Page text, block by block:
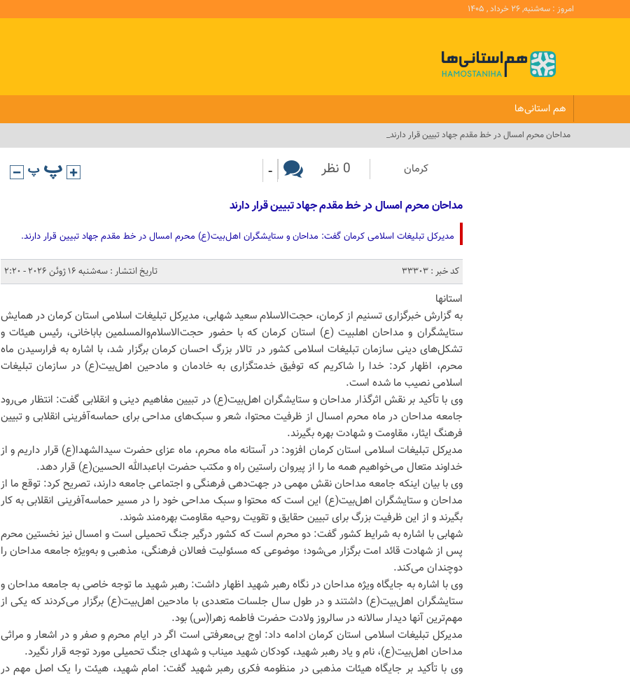
امروز : سه‌شنبه, ۲۶ خرداد , ۱۴۰۵
هم استانی‌ها
مداحان محرم امسال در خط مقدم جهاد تبیین قرار دارند_
کرمان 0 نظر -
مداحان محرم امسال در خط مقدم جهاد تبیین قرار دارند
مدیرکل تبلیغات اسلامی کرمان گفت: مداحان و ستایشگران اهل‌بیت(ع) محرم امسال در خط مقدم جهاد تبیین قرار دارند.
کد خبر : 33303
تاریخ انتشار : سه‌شنبه 16 ژوئن 2026 - 2:20
استانها
به گزارش خبرگزاری تسنیم از کرمان، حجت‌الاسلام سعید شهابی، مدیرکل تبلیغات اسلامی استان کرمان در همایش
ستایشگران و مداحان اهلبیت (ع) استان کرمان که با حضور حجت‌الاسلام‌والمسلمین باباخانی، رئیس هیئات و
تشکل‌های دینی سازمان تبلیغات اسلامی کشور در تالار بزرگ احسان کرمان برگزار شد، با اشاره به فرارسیدن ماه
محرم، اظهار کرد: خدا را شاکریم که توفیق خدمتگزاری به خادمان و مادحین اهل‌بیت(ع) در سازمان تبلیغات
اسلامی نصیب ما شده است.
وی با تأکید بر نقش اثرگذار مداحان و ستایشگران اهل‌بیت(ع) در تبیین مفاهیم دینی و انقلابی گفت: انتظار می‌رود
جامعه مداحان در ماه محرم امسال از ظرفیت محتوا، شعر و سبک‌های مداحی برای حماسه‌آفرینی انقلابی و تبیین
فرهنگ ایثار، مقاومت و شهادت بهره بگیرند.
مدیرکل تبلیغات اسلامی استان کرمان افزود: در آستانه ماه محرم، ماه عزای حضرت سیدالشهدا(ع) قرار داریم و از
خداوند متعال می‌خواهیم همه ما را از پیروان راستین راه و مکتب حضرت اباعبدالله الحسین(ع) قرار دهد.
وی با بیان اینکه جامعه مداحان نقش مهمی در جهت‌دهی فرهنگی و اجتماعی جامعه دارند، تصریح کرد: توقع ما از
مداحان و ستایشگران اهل‌بیت(ع) این است که محتوا و سبک مداحی خود را در مسیر حماسه‌آفرینی انقلابی به کار
بگیرند و از این ظرفیت بزرگ برای تبیین حقایق و تقویت روحیه مقاومت بهره‌مند شوند.
شهابی با اشاره به شرایط کشور گفت: دو محرم است که کشور درگیر جنگ تحمیلی است و امسال نیز نخستین محرم
پس از شهادت قائد امت برگزار می‌شود؛ موضوعی که مسئولیت فعالان فرهنگی، مذهبی و به‌ویژه جامعه مداحان را
دوچندان می‌کند.
وی با اشاره به جایگاه ویژه مداحان در نگاه رهبر شهید اظهار داشت: رهبر شهید ما توجه خاصی به جامعه مداحان و
ستایشگران اهل‌بیت(ع) داشتند و در طول سال جلسات متعددی با مادحین اهل‌بیت(ع) برگزار می‌کردند که یکی از
مهم‌ترین آنها دیدار سالانه در سالروز ولادت حضرت فاطمه زهرا(س) بود.
مدیرکل تبلیغات اسلامی استان کرمان ادامه داد: اوج بی‌معرفتی است اگر در ایام محرم و صفر و در اشعار و مراثی
مداحان اهل‌بیت(ع)، نام و یاد رهبر شهید، کودکان شهید میناب و شهدای جنگ تحمیلی مورد توجه قرار نگیرد.
وی با تأکید بر جایگاه هیئات مذهبی در منظومه فکری رهبر شهید گفت: امام شهید، هیئت را یک اصل مهم در